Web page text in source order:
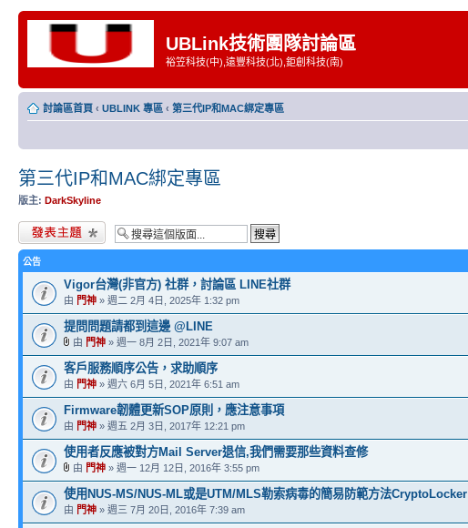
UBLink技術團隊討論區
裕笠科技(中),遠豐科技(北),鉅創科技(南)
討論區首頁 ‹ UBLINK 專區 ‹ 第三代IP和MAC綁定專區
第三代IP和MAC綁定專區
版主: DarkSkyline
發表新主題
公告
Vigor台灣(非官方) 社群，討論區 LINE社群
由 門神 » 週二 2月 4日, 2025年 1:32 pm
提問問題請都到這邊 @LINE
由 門神 » 週一 8月 2日, 2021年 9:07 am
客戶服務順序公告，求助順序
由 門神 » 週六 6月 5日, 2021年 6:51 am
Firmware韌體更新SOP原則，應注意事項
由 門神 » 週五 2月 3日, 2017年 12:21 pm
使用者反應被對方Mail Server退信,我們需要那些資料查修
由 門神 » 週一 12月 12日, 2016年 3:55 pm
使用NUS-MS/NUS-ML或是UTM/MLS勒索病毒的簡易防範方法CryptoLocker
由 門神 » 週三 7月 20日, 2016年 7:39 am